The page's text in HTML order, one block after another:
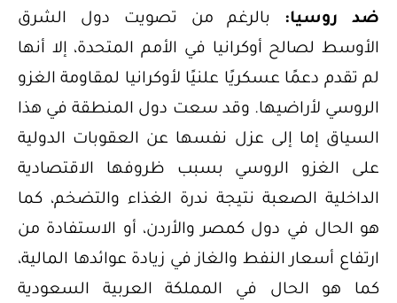
ضد روسيا:
بالرغم من تصويت دول الشرق
الأوسط لصالح أوكرانيا في الأمم المتحدة، إلا أنها
لم تقدم دعمًا عسكريًا علنيًا لأوكرانيا لمقاومة الغزو
الروسي لأراضيها. وقد سعت دول المنطقة في هذا
السياق إما إلى عزل نفسها عن العقوبات الدولية
على الغزو الروسي بسبب ظروفها الاقتصادية
الداخلية الصعبة نتيجة ندرة الغذاء والتضخم، كما
هو الحال في دول كمصر والأردن، أو الاستفادة من
ارتفاع أسعار النفط والغاز في زيادة عوائدها المالية،
كما هو الحال في المملكة العربية السعودية